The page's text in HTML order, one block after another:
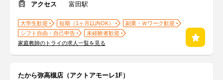
アクセス
富田駅
大学生歓迎 短期（1ヶ月以内OK）
副業・Ｗワーク歓迎
シフト自由・自己申告
未経験者歓迎
家庭教師のトライの求人一覧を見る
たから弥高槻店（アクトアモーレ1F）